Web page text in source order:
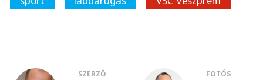
SZERZŐ FOTÓS